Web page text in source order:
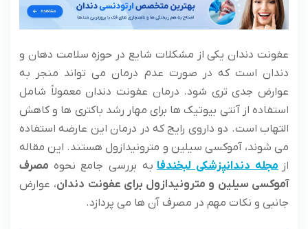
عفونت دندان یکی از مشکلات شایع در حوزه سلامت دهان و
دندان است که در صورت عدم درمان می تواند منجر به
عوارض جدی تری شود. درمان عفونت دندان معمولاً شامل
استفاده از آنتی بیوتیک ها برای مهار رشد باکتری ها و کاهش
التهاب است. دو داروی رایج که در درمان این عارضه استفاده
می شوند، آموکسی سیلین و مترونیدازول هستند. این مقاله
از مجله دندانپزشکی لبخندفا به بررسی جامع نحوه مصرف
آموکسی سیلین و مترونیدازول برای عفونت دندان، عوارض
جانبی و نکات مهم در مصرف آن ها می پردازد.